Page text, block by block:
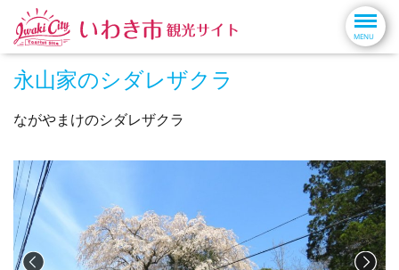
永山家のシダレザクラ
ながやまけのシダレザクラ